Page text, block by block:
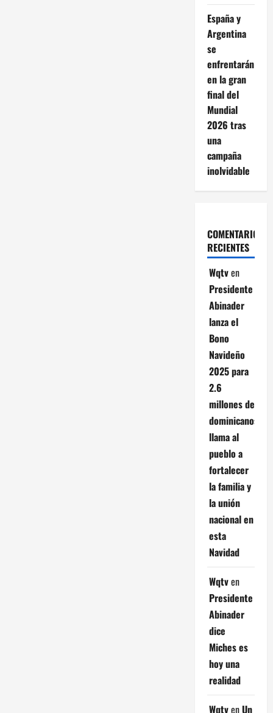
España y
Argentina
se
enfrentarán
en la gran
final del
Mundial
2026 tras
una
campaña
inolvidable
COMENTARIOS
RECIENTES
Wqtven
Presidente
Abinader
lanza el
Bono
Navideño
2025 para
2.6
millones de
dominicanos;
llama al
pueblo a
fortalecer
la familia y
la unión
nacional en
esta
Navidad
Wqtven
Presidente
Abinader
dice
Miches es
hoy una
realidad
WqtvenUn